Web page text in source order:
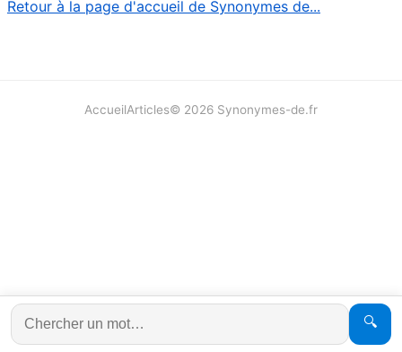
Retour à la page d'accueil de Synonymes de...
🔍
AccueilArticles© 2026 Synonymes-de.fr